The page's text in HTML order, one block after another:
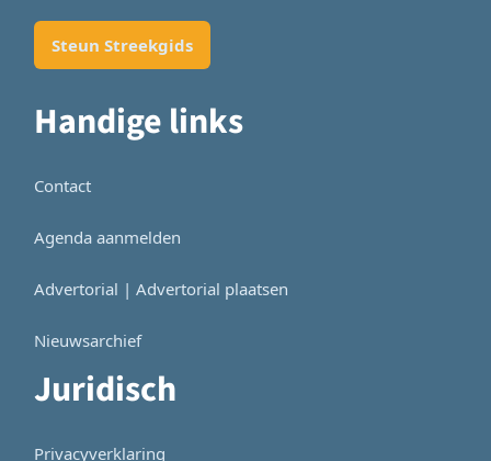
Steun Streekgids
Handige links
Contact
Agenda aanmelden
Advertorial | Advertorial plaatsen
Nieuwsarchief
Juridisch
Privacyverklaring